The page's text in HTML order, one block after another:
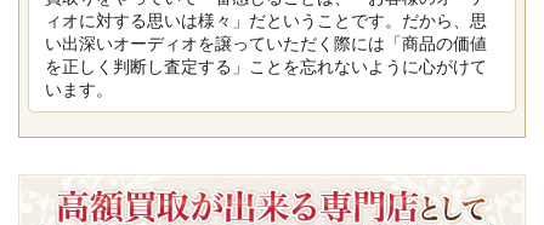
ィオに対する思いは様々」だということです。だから、思
い出深いオーディオを譲っていただく際には「商品の価値
を正しく判断し査定する」ことを忘れないように心がけて
います。